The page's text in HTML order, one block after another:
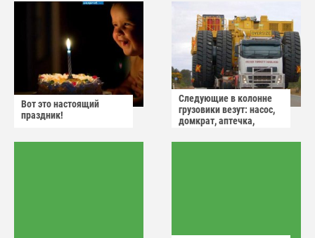
Вот это настоящий
праздник!
Следующие в колонне
грузовики везут: насос,
домкрат, аптечка,